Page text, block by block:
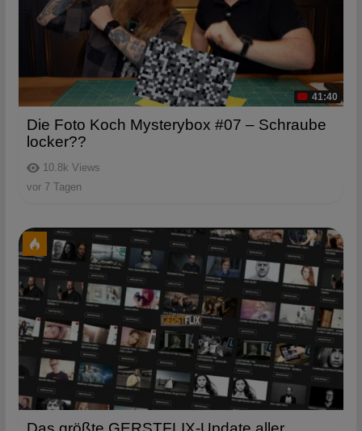
41:40
10.8k Views
Die Foto Koch Mysterybox #07 – Schraube
locker??
vor 7 Tagen